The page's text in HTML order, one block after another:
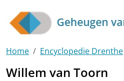
Skip to main content
Home Encyclopedie Drenthe
Willem van Toorn